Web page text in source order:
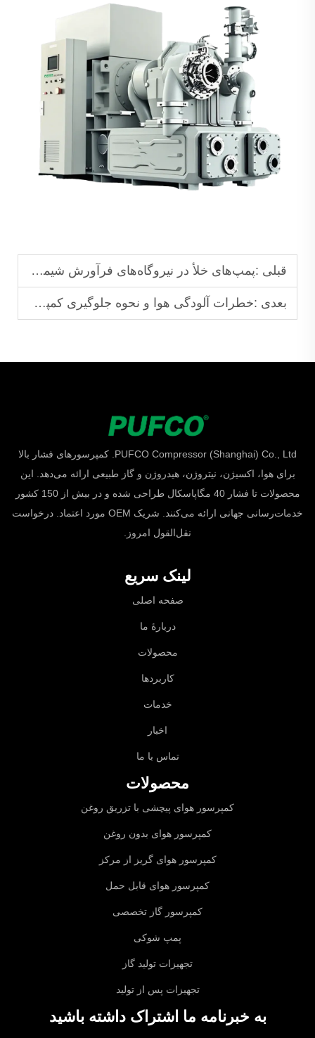
قبلی :پمپ‌های خلأ در نیروگاه‌های فرآورش شیمیایی
بعدی :خطرات آلودگی هوا و نحوه جلوگیری کمپرسورهای بدون روغن از آن‌ها
PUFCO Compressor (Shanghai) Co., Ltd. کمپرسورهای فشار بالا
برای هوا، اکسیژن، نیتروژن، هیدروژن و گاز طبیعی ارائه می‌دهد. این
محصولات تا فشار 40 مگاپاسکال طراحی شده و در بیش از 150 کشور
خدمات‌رسانی جهانی ارائه می‌کنند. شریک OEM مورد اعتماد. درخواست
نقل‌القول امروز.
لینک سریع
صفحه اصلی
دربارهٔ ما
محصولات
کاربردها
خدمات
اخبار
تماس با ما
محصولات
کمپرسور هوای پیچشی با تزریق روغن
کمپرسور هوای بدون روغن
کمپرسور هوای گریز از مرکز
کمپرسور هوای قابل حمل
کمپرسور گاز تخصصی
پمپ شوکی
تجهیزات تولید گاز
تجهیزات پس از تولید
به خبرنامه ما اشتراک داشته باشید